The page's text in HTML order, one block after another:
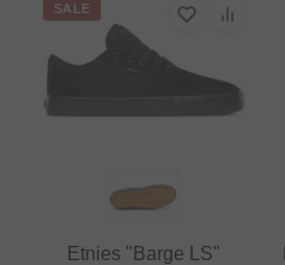
SALE
Etnies "Barge LS"